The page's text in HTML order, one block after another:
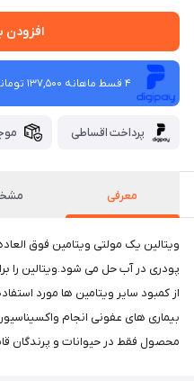
افزودن
4 قسط ماهانه 137,500 تومانی با دیجی ‌پی!
پرداخت اقساطی
معرفی
​​​​ویتالین یک مولتی ویتامین فوق
پودری در آب حل می شود.ویتالین را
از کمبود سایر ویتامین ها مورد
بیماری های عفونی انجام
محصول فقط در حیوانات و پرندگان